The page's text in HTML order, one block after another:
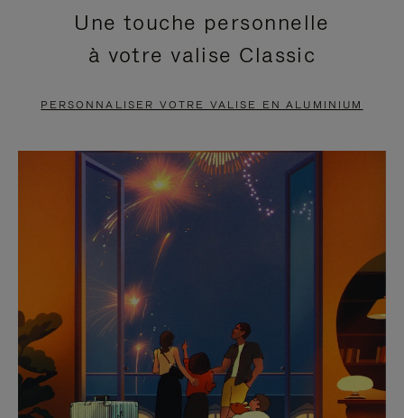
EN
PAUSE,
APPUYEZ
POUR
METTRE
PAUSE
VIDÉO
EST
DÉSACTIVÉ.
CLIQUER
POUR
RÉACTIVER
LE
SON
Une touche personnelle
à votre valise Classic
PERSONNALISER VOTRE VALISE EN ALUMINIUM